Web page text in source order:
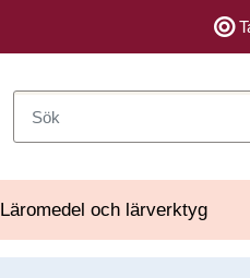
Läromedel och lärverktyg